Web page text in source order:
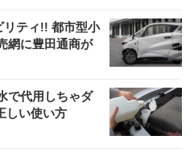
ティ!! 都市型小
網に豊田通商が
で代用しちゃダ
しい使い方